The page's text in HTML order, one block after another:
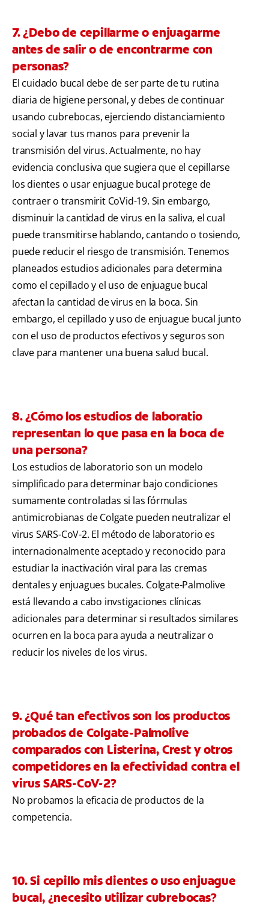
7. ¿Debo de cepillarme o enjuagarme
antes de salir o de encontrarme con
personas?
El cuidado bucal debe de ser parte de tu rutina
diaria de higiene personal, y debes de continuar
usando cubrebocas, ejerciendo distanciamiento
social y lavar tus manos para prevenir la
transmisión del virus. Actualmente, no hay
evidencia conclusiva que sugiera que el cepillarse
los dientes o usar enjuague bucal protege de
contraer o transmirit CoVid-19. Sin embargo,
disminuir la cantidad de virus en la saliva, el cual
puede transmitirse hablando, cantando o tosiendo,
puede reducir el riesgo de transmisión. Tenemos
planeados estudios adicionales para determina
como el cepillado y el uso de enjuague bucal
afectan la cantidad de virus en la boca. Sin
embargo, el cepillado y uso de enjuague bucal junto
con el uso de productos efectivos y seguros son
clave para mantener una buena salud bucal.
8. ¿Cómo los estudios de laboratio
representan lo que pasa en la boca de
una persona?
Los estudios de laboratorio son un modelo
simplificado para determinar bajo condiciones
sumamente controladas si las fórmulas
antimicrobianas de Colgate pueden neutralizar el
virus SARS-CoV-2. El método de laboratorio es
internacionalmente aceptado y reconocido para
estudiar la inactivación viral para las cremas
dentales y enjuagues bucales. Colgate-Palmolive
está llevando a cabo invstigaciones clínicas
adicionales para determinar si resultados similares
ocurren en la boca para ayuda a neutralizar o
reducir los niveles de los virus.
9. ¿Qué tan efectivos son los productos
probados de Colgate-Palmolive
comparados con Listerina, Crest y otros
competidores en la efectividad contra el
virus SARS-CoV-2?
No probamos la eficacia de productos de la
competencia.
10. Si cepillo mis dientes o uso enjuague
bucal, ¿necesito utilizar cubrebocas?